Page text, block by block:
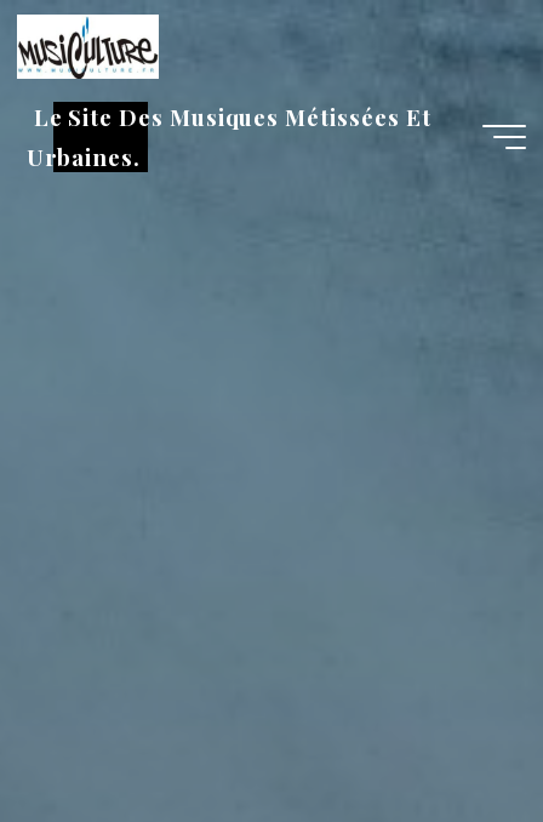
Aller
au
contenu
Le Site Des Musiques Métissées Et
Urbaines.